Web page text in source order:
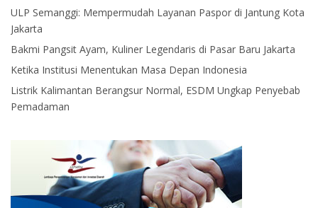
ULP Semanggi: Mempermudah Layanan Paspor di Jantung Kota
Jakarta
Bakmi Pangsit Ayam, Kuliner Legendaris di Pasar Baru Jakarta
Ketika Institusi Menentukan Masa Depan Indonesia
Listrik Kalimantan Berangsur Normal, ESDM Ungkap Penyebab
Pemadaman